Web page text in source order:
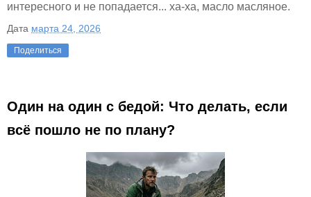
интересного и не попадается... ха-ха, масло масляное.
Дата марта 24, 2026
Поделиться
Один на один с бедой: Что делать, если
всё пошло не по плану?